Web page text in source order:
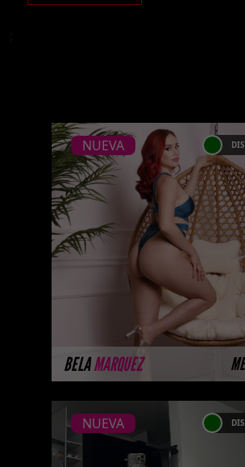
BELAMARQUEZ
NUEVA
BELA MARQUEZ
Próximamente.... Algunas
nuestras modelos aún no
imágenes disponibles en
porque están
sesión ...
MÁS INFORMACIÓN
NUEVA
VALENTINA NADER